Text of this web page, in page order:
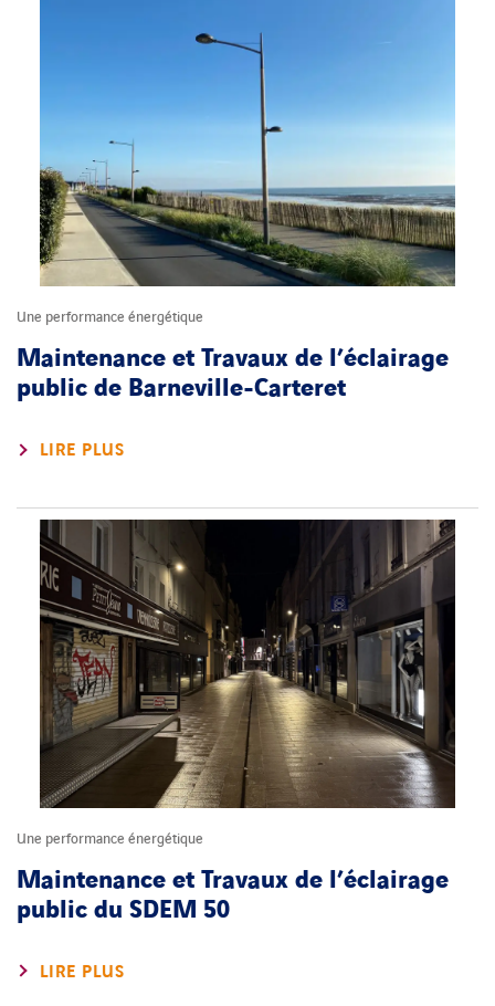
Une performance énergétique
Maintenance et Travaux de l’éclairage
public de Barneville-Carteret
LIRE PLUS
Une performance énergétique
Maintenance et Travaux de l’éclairage
public du SDEM 50
LIRE PLUS